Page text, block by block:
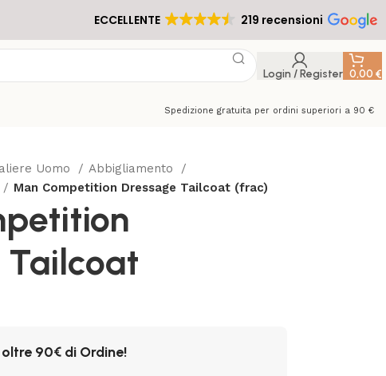
ECCELLENTE 219 recensioni
Login / Register 0,00 €
Spedizione gratuita per ordini superiori a 90 €
Uomo
Abbigliamento
Man Competition Dressage Tailcoat (frac)
Tailcoat
90€ di Ordine!